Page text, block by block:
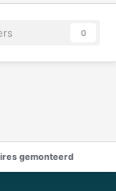
0
gemonteerd